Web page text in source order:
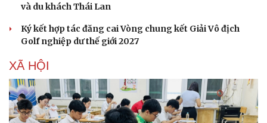
và du khách Thái Lan
Ký kết hợp tác đăng cai Vòng chung kết Giải Vô địch
Golf nghiệp dư thế giới 2027
XÃ HỘI